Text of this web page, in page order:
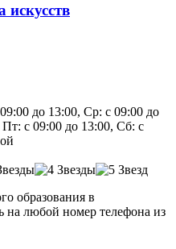
до 13:00, Ср: с 09:00 до
с 09:00 до 13:00, Сб: с
образования в
на любой номер телефона из